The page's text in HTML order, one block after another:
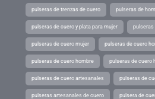
pulseras de trenzas de cuero pulseras de
pulseras de cuero y plata para mujer pulseras
pulseras de cuero mujer pulseras de cuero
pulseras de cuero hombre pulseras de cuero
pulseras de cuero artesanales pulseras de
pulseras artesanales de cuero pulsera de